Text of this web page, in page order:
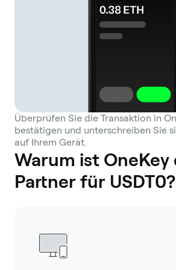
Überprüfen Sie die Transaktion in
bestätigen und unterschreiben Sie
auf Ihrem Gerät.
Warum ist OneKey
Partner für USDT0?